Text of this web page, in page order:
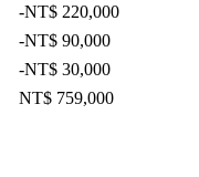
-NT$ 220,000
-NT$ 90,000
-NT$ 30,000
NT$ 759,000